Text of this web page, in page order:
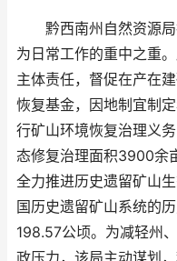
黔西南州自然资源局
为日常工作的重中之重
主体责任，督促在产在
恢复基金，因地制宜制
行矿山环境恢复治理义
态修复治理面积3900余
全力推进历史遗留矿山
国历史遗留矿山系统的
198.57公顷。为减轻州